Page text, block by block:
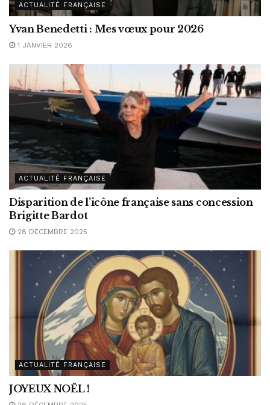
ACTUALITÉ FRANÇAISE
Yvan Benedetti : Mes vœux pour 2026
1 JANVIER 2026
ACTUALITÉ FRANÇAISE
Disparition de l’icône française sans concession
Brigitte Bardot
28 DÉCEMBRE 2025
ACTUALITÉ FRANÇAISE
JOYEUX NOËL !